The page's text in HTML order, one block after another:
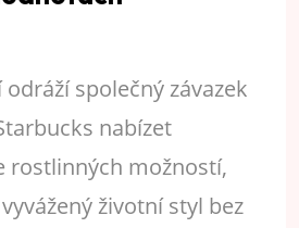
společný závazek
nabízet
rostlinných možností,
životní styl bez